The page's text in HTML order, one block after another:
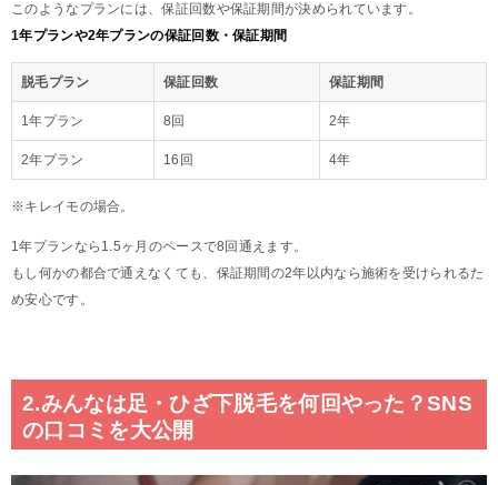
このようなプランには、保証回数や保証期間が決められています。
1年プランや2年プランの保証回数・保証期間
脱毛プラン 保証回数 保証期間
1年プラン 8回 2年
2年プラン 16回 4年
※キレイモの場合。
1年プランなら1.5ヶ月のペースで8回通えます。
もし何かの都合で通えなくても、保証期間の2年以内なら施術を受けられるた
め安心です。
2.みんなは足・ひざ下脱毛を何回やった？SNS
の口コミを大公開